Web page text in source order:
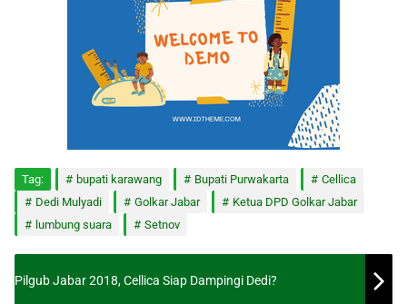
Tag: bupati karawang Bupati Purwakarta
Cellica
Dedi Mulyadi
Golkar Jabar
Ketua DPD Golkar Jabar
lumbung suara
Setnov
Pilgub Jabar 2018, Cellica Siap Dampingi Dedi?